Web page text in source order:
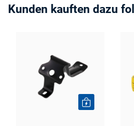
Kunden kauften dazu